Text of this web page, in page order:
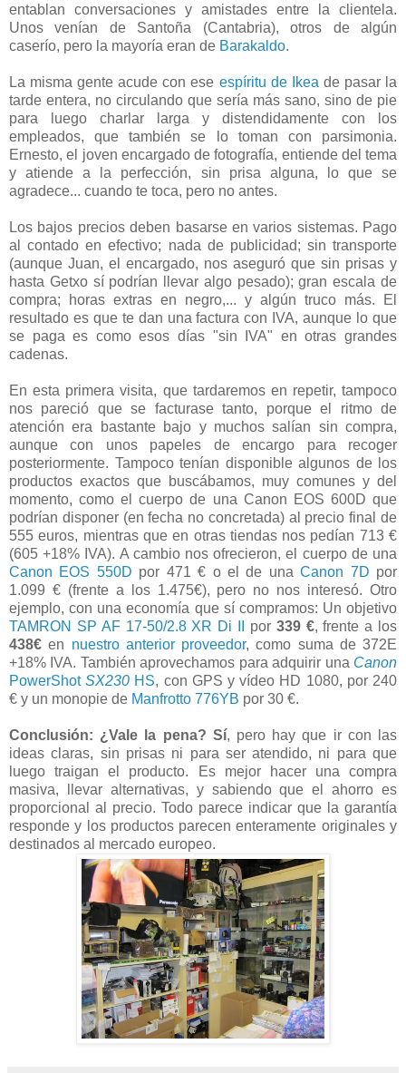
entablan conversaciones y amistades entre la clientela.
Unos venían de Santoña (Cantabria), otros de algún
caserío, pero la mayoría eran de Barakaldo.
La misma gente acude con ese espíritu de Ikea de pasar la
tarde entera, no circulando que sería más sano, sino de pie
para luego charlar larga y distendidamente con los
empleados, que también se lo toman con parsimonia.
Ernesto, el joven encargado de fotografía, entiende del tema
y atiende a la perfección, sin prisa alguna, lo que se
agradece... cuando te toca, pero no antes.
Los bajos precios deben basarse en varios sistemas. Pago
al contado en efectivo; nada de publicidad; sin transporte
(aunque Juan, el encargado, nos aseguró que sin prisas y
hasta Getxo sí podrían llevar algo pesado); gran escala de
compra; horas extras en negro,... y algún truco más. El
resultado es que te dan una factura con IVA, aunque lo que
se paga es como esos días "sin IVA" en otras grandes
cadenas.
En esta primera visita, que tardaremos en repetir, tampoco
nos pareció que se facturase tanto, porque el ritmo de
atención era bastante bajo y muchos salían sin compra,
aunque con unos papeles de encargo para recoger
posteriormente. Tampoco tenían disponible algunos de los
productos exactos que buscábamos, muy comunes y del
momento, como el cuerpo de una Canon EOS 600D que
podrían disponer (en fecha no concretada) al precio final de
555 euros, mientras que en otras tiendas nos pedían 713 €
(605 +18% IVA). A cambio nos ofrecieron, el cuerpo de una
Canon EOS 550D por 471 € o el de unaCanon 7D por
1.099 € (frente a los 1.475€), pero no nos interesó. Otro
ejemplo, con una economía que sí compramos: Un objetivo
TAMRON SP AF 17-50/2.8 XR Di II por 339 €, frente a los
438€ en nuestro anterior proveedor, como suma de 372E
+18% IVA. También aprovechamos para adquirir una Canon
PowerShotSX230 HS, con GPS y vídeo HD 1080, por 240
€ y un monopie de Manfrotto 776YB por 30 €.
Conclusión: ¿Vale la pena? Sí, pero hay que ir con las
ideas claras, sin prisas ni para ser atendido, ni para que
luego traigan el producto. Es mejor hacer una compra
masiva, llevar alternativas, y sabiendo que el ahorro es
proporcional al precio. Todo parece indicar que la garantía
responde y los productos parecen enteramente originales y
destinados al mercado europeo.